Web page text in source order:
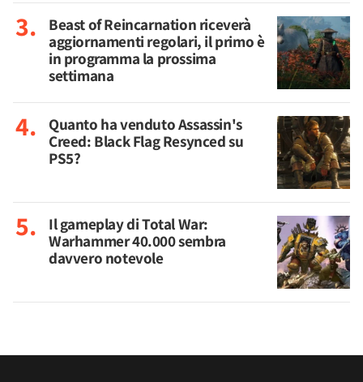
Beast of Reincarnation riceverà
aggiornamenti regolari, il primo è
in programma la prossima
settimana
Quanto ha venduto Assassin's
Creed: Black Flag Resynced su
PS5?
Il gameplay di Total War:
Warhammer 40.000 sembra
davvero notevole